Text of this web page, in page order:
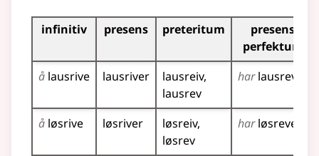
Bøyingstabell for dette verbet
infinitiv presens preteritum
presens
perfektum
å lausrive lausriver
lausreiv
lausrev
harlausrevet
å løsrive løsriver
løsreiv
løsrev
harløsrevet